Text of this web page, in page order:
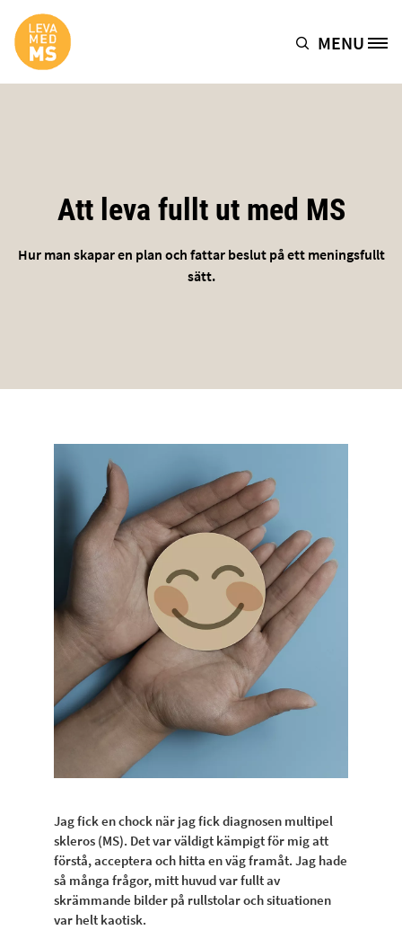
Site Logo MENU
Att leva fullt ut med MS
Hur man skapar en plan och fattar beslut på ett meningsfullt
sätt.
Jag fick en chock när jag fick diagnosen multipel
skleros (MS). Det var väldigt kämpigt för mig att
förstå, acceptera och hitta en väg framåt. Jag hade
så många frågor, mitt huvud var fullt av
skrämmande bilder på rullstolar och situationen
var helt kaotisk.